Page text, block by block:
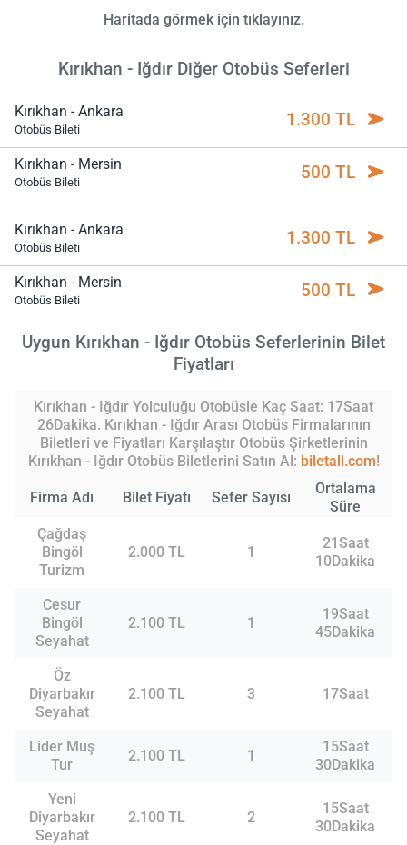
Haritada görmek için tıklayınız.
Kırıkhan - Iğdır Diğer Otobüs Seferleri
Kırıkhan - Ankara
Otobüs Bileti 1.300 TL
Kırıkhan - Mersin
Otobüs Bileti 500 TL
Kırıkhan - Ankara
Otobüs Bileti 1.300 TL
Kırıkhan - Mersin
Otobüs Bileti 500 TL
Uygun Kırıkhan - Iğdır Otobüs Seferlerinin Bilet
Fiyatları
Kırıkhan - Iğdır Yolculuğu Otobüsle Kaç Saat: 17Saat
26Dakika. Kırıkhan - Iğdır Arası Otobüs Firmalarının
Biletleri ve Fiyatları Karşılaştır Otobüs Şirketlerinin
Kırıkhan - Iğdır Otobüs Biletlerini Satın Al: biletall.com!
Firma Adı Bilet Fiyatı Sefer Sayısı
Ortalama
Süre
Çağdaş
Bingöl
Turizm
2.000 TL 1
21Saat
10Dakika
Cesur
Bingöl
Seyahat
2.100 TL 1
19Saat
45Dakika
Öz
Diyarbakır
Seyahat
2.100 TL 3 17Saat
Lider Muş
Tur
2.100 TL 1
15Saat
30Dakika
Yeni
Diyarbakır
Seyahat
2.100 TL 2
15Saat
30Dakika